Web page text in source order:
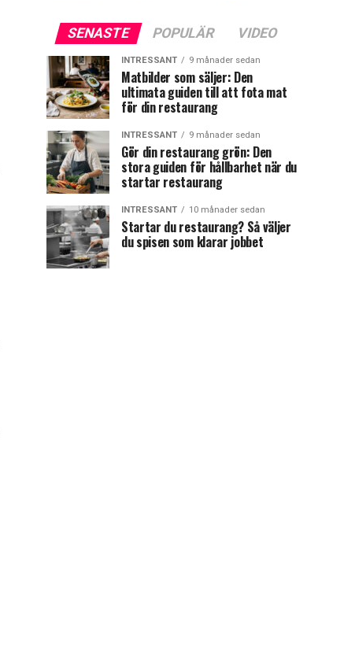
SENASTE POPULÄR VIDEO
INTRESSANT 9 månader sedan
Matbilder som säljer: Den
ultimata guiden till att fota mat
för din restaurang
INTRESSANT 9 månader sedan
Gör din restaurang grön: Den
stora guiden för hållbarhet när du
startar restaurang
INTRESSANT 10 månader sedan
Startar du restaurang? Så väljer
du spisen som klarar jobbet